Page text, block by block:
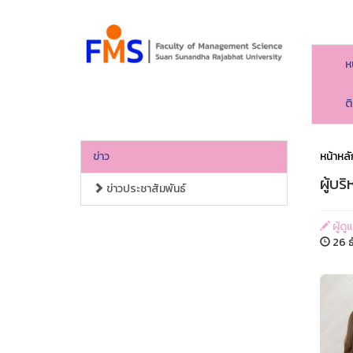
ข่าว
ข่าวประชาสัมพันธ์
หน้าห
ผู้บริ
ผู้ดูแ
26